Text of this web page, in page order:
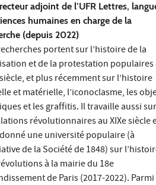
adjoint de l’UFR Lettres,
humaines en charge de la
(depuis 2022)
portent sur l’histoire de la
et de la protestation populaires
et plus récemment sur l’histoire
et matérielle, l’iconoclasme, les
et les graffitis. Il travaille aussi
révolutionnaires au XIXe siècle
une université populaire (à
de la Société de 1848) sur
à la mairie du 18e
de Paris (2017-2022). Parmi